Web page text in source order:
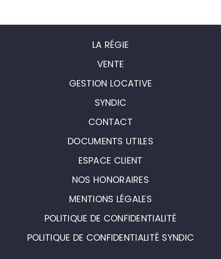
LA RÉGIE
VENTE
GESTION LOCATIVE
SYNDIC
CONTACT
DOCUMENTS UTILES
ESPACE CLIENT
NOS HONORAIRES
MENTIONS LÉGALES
POLITIQUE DE CONFIDENTIALITÉ
POLITIQUE DE CONFIDENTIALITÉ SYNDIC